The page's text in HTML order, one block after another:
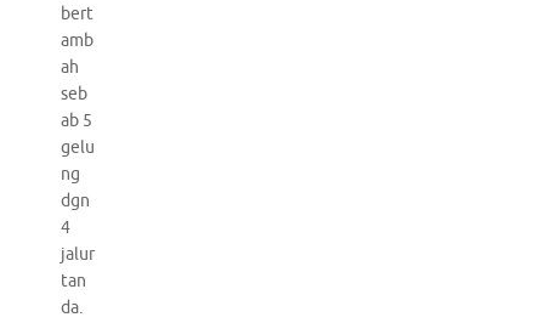
bert
amb
ah
seb
ab 5
gelu
ng
dgn
4
jalur
tan
da.